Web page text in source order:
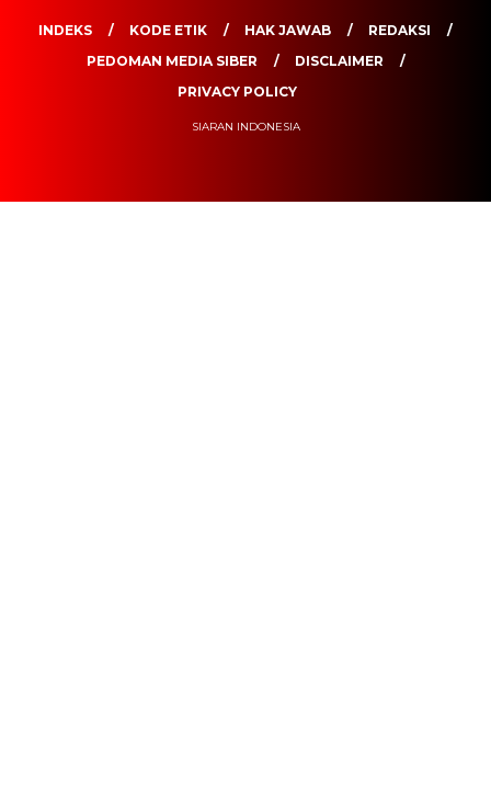
INDEKS KODE ETIK HAK JAWAB
REDAKSI
PEDOMAN MEDIA SIBER
DISCLAIMER
PRIVACY POLICY
SIARAN INDONESIA